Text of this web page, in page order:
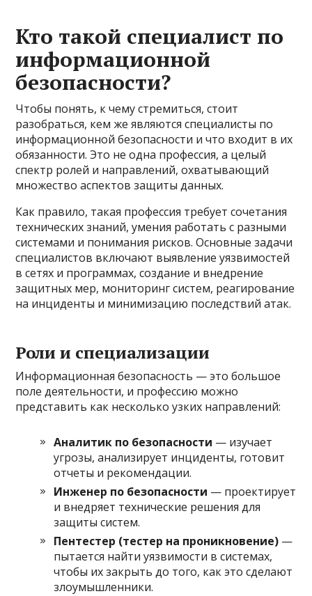
Кто такой специалист по
информационной
безопасности?
Чтобы понять, к чему стремиться, стоит
разобраться, кем же являются специалисты по
информационной безопасности и что входит в их
обязанности. Это не одна профессия, а целый
спектр ролей и направлений, охватывающий
множество аспектов защиты данных.
Как правило, такая профессия требует сочетания
технических знаний, умения работать с разными
системами и понимания рисков. Основные задачи
специалистов включают выявление уязвимостей
в сетях и программах, создание и внедрение
защитных мер, мониторинг систем, реагирование
на инциденты и минимизацию последствий атак.
Роли и специализации
Информационная безопасность — это большое
поле деятельности, и профессию можно
представить как несколько узких направлений:
Аналитик по безопасности — изучает
угрозы, анализирует инциденты, готовит
отчеты и рекомендации.
Инженер по безопасности — проектирует
и внедряет технические решения для
защиты систем.
Пентестер (тестер на проникновение) —
пытается найти уязвимости в системах,
чтобы их закрыть до того, как это сделают
злоумышленники.